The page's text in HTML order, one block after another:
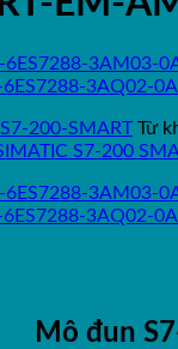
S7-200-SMART Từ
S7-200
Mô đun